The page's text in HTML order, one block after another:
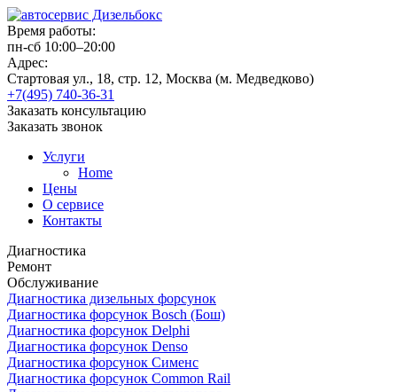
Время работы:
пн-сб 10:00–20:00
Адрес:
Стартовая ул., 18, стр. 12, Москва (м. Медведково)
+7(495) 740-36-31
Заказать консультацию
Заказать звонок
Услуги
Home
Цены
О сервисе
Контакты
Диагностика
Ремонт
Обслуживание
Диагностика дизельных форсунок
Диагностика форсунок Bosch (Бош)
Диагностика форсунок Delphi
Диагностика форсунок Denso
Диагностика форсунок Сименс
Диагностика форсунок Common Rail